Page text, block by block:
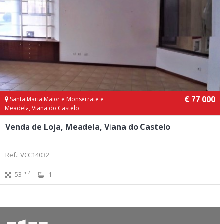
Santa Maria Maior e Monserrate e
Meadela, Viana do Castelo
€ 77 000
Venda de Loja, Meadela, Viana do Castelo
Ref.: VCC14032
53 m2 1